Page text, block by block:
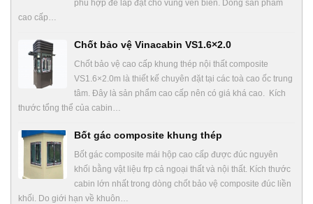
phù hợp để lắp đặt cho vùng ven biển. Dòng sản phẩm
cao cấp…
Chốt bảo vệ Vinacabin VS1.6×2.0
Chốt bảo vệ cao cấp khung thép nội thất composite
VS1.6×2.0m là thiết kế chuyên đặt tại các toà cao ốc trung
tâm. Đây là sản phẩm cao cấp nên có giá khá cao. Kích
thước tổng thể của cabin…
Bốt gác composite khung thép
Bốt gác composite mái hộp cao cấp được đúc nguyên
khối bằng vật liệu frp cả ngoại thất và nội thất. Kích thước
cabin lớn nhất trong dòng chốt bảo vệ composite đúc liền
khối. Do giới hạn về khuôn…